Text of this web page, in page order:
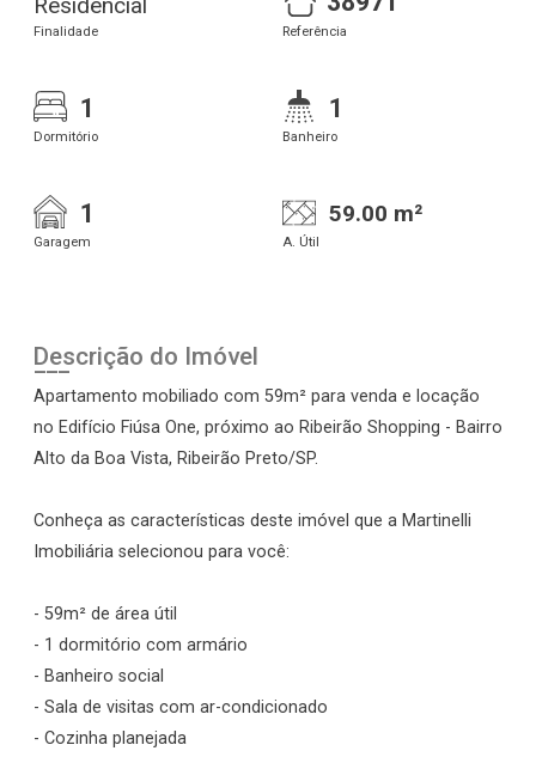
Finalidade Referência
1
Dormitório
1
Banheiro
1
Garagem
59.00 m²
A. Útil
Descrição do Imóvel
Apartamento mobiliado com 59m² para venda e locação
no Edifício Fiúsa One, próximo ao Ribeirão Shopping - Bairro
Alto da Boa Vista, Ribeirão Preto/SP.
Conheça as características deste imóvel que a Martinelli
Imobiliária selecionou para você:
- 59m² de área útil
- 1 dormitório com armário
- Banheiro social
- Sala de visitas com ar-condicionado
- Cozinha planejada